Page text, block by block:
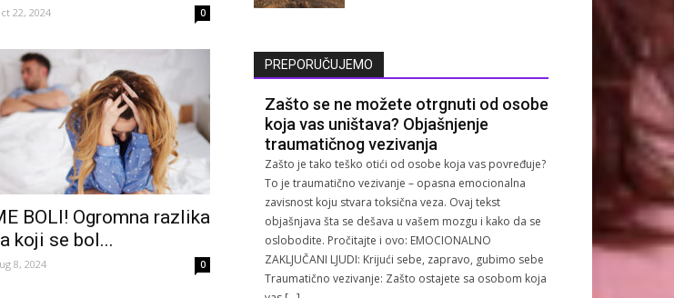
22, 2024 0
BOLI! Ogromna razlika
koji se bol...
8, 2024 0
PREPORUČUJEMO
Zašto se ne možete otrgnuti od osobe
koja vas uništava? Objašnjenje
traumatičnog vezivanja
Zašto je tako teško otići od osobe koja vas povređuje?
To je traumatično vezivanje – opasna emocionalna
zavisnost koju stvara toksična veza. Ovaj tekst
objašnjava šta se dešava u vašem mozgu i kako da se
oslobodite. Pročitajte i ovo: EMOCIONALNO
ZAKLJUČANI LJUDI: Krijući sebe, zapravo, gubimo sebe
Traumatično vezivanje: Zašto ostajete sa osobom koja